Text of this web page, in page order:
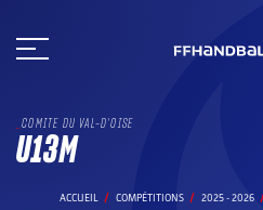
au
COMITE DU VAL-D'OISE
U13M
ACCUEIL COMPÉTITIONS 2025 - 2026